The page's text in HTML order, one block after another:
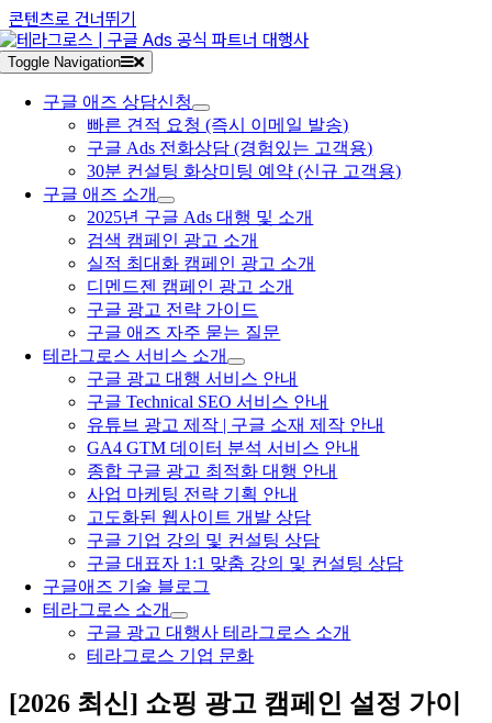
콘텐츠로 건너뛰기
Toggle Navigation
구글 애즈 상담신청
빠른 견적 요청 (즉시 이메일 발송)
구글 Ads 전화상담 (경험있는 고객용)
30분 컨설팅 화상미팅 예약 (신규 고객용)
구글 애즈 소개
2025년 구글 Ads 대행 및 소개
검색 캠페인 광고 소개
실적 최대화 캠페인 광고 소개
디멘드젠 캠페인 광고 소개
구글 광고 전략 가이드
구글 애즈 자주 묻는 질문
테라그로스 서비스 소개
구글 광고 대행 서비스 안내
구글 Technical SEO 서비스 안내
유튜브 광고 제작 | 구글 소재 제작 안내
GA4 GTM 데이터 분석 서비스 안내
종합 구글 광고 최적화 대행 안내
사업 마케팅 전략 기획 안내
고도화된 웹사이트 개발 상담
구글 기업 강의 및 컨설팅 상담
구글 대표자 1:1 맞춤 강의 및 컨설팅 상담
구글애즈 기술 블로그
테라그로스 소개
구글 광고 대행사 테라그로스 소개
테라그로스 기업 문화
[2026 최신] 쇼핑 광고 캠페인 설정 가이